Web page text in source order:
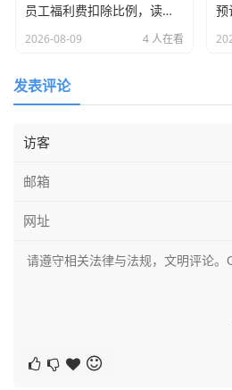
记得有一年，我负责去一家农业
是牛羊）的数量，我们全组人裹着
积雪,在草场上数羊。
你想想那个画面，风像刀子一样
起了，还得重头数，客户那边的牧
生，连公羊母羊都分不清，数个啥劲
那天晚上，我们住在牧场旁边的招
在一起取暖，还要连夜把盘点数
想，这哪里是审计，这简直是“特
员工福利费扣除比例，读懂这14%的红线与红利，别让好意变成税务风险
2026-08-09 4 人在看
发表评论